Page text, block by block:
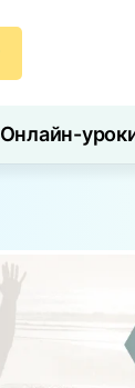
Онлайн-